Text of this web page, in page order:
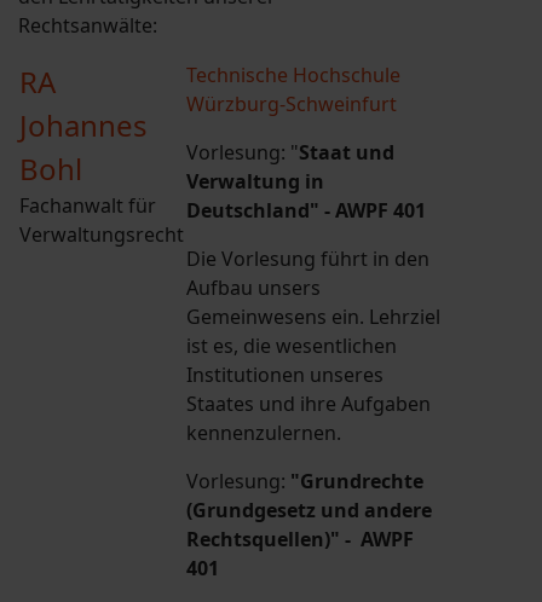
Rechtsanwälte:
RA
Johannes
Bohl
Fachanwalt für
Verwaltungsrecht
Technische Hochschule
Würzburg-Schweinfurt
Vorlesung: "Staat und
Verwaltung in
Deutschland" - AWPF 401
Die Vorlesung führt in den
Aufbau unsers
Gemeinwesens ein. Lehrziel
ist es, die wesentlichen
Institutionen unseres
Staates und ihre Aufgaben
kennenzulernen.
Vorlesung: "Grundrechte
(Grundgesetz und andere
Rechtsquellen)" - AWPF
401